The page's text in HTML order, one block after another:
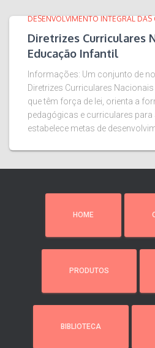
DESENVOLVIMENTO INTEGRAL DAS
Diretrizes Curriculares
Educação Infantil
Informações: Um conjunto de
Diretrizes Curriculares
que têm força de lei, orienta a
pedagógicas e curriculares para
estabelece metas de
HOME
PRODUTOS
BIBLIOTECA